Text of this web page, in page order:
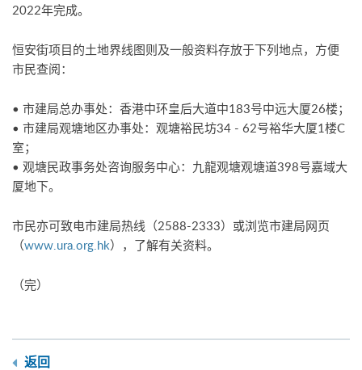
2022年完成。
恒安街项目的土地界线图则及一般资料存放于下列地点，方便
市民查阅：
• 市建局总办事处：香港中环皇后大道中183号中远大厦26楼；
• 市建局观塘地区办事处：观塘裕民坊34 - 62号裕华大厦1楼C
室；
• 观塘民政事务处咨询服务中心：九龍观塘观塘道398号嘉域大
厦地下。
市民亦可致电市建局热线（2588-2333）或浏览市建局网页
（www.ura.org.hk），了解有关资料。
（完）
返回